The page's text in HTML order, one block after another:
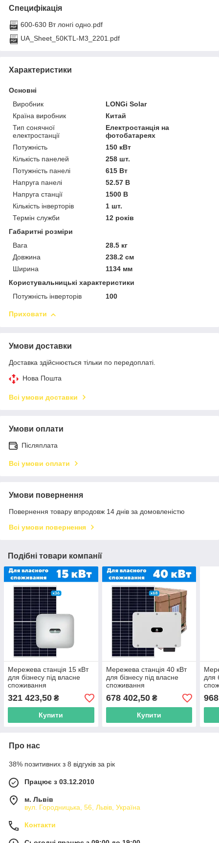
Специфікація
600-630 Вт лонгі одно.pdf
UA_Sheet_50KTL-M3_2201.pdf
Характеристики
Основні
Виробник
LONGi Solar
Країна виробник
Китай
Тип сонячної
електростанції
Електростанція на
фотобатареях
Потужність
150 кВт
Кількість панелей
258 шт.
Потужність панелі
615 Вт
Напруга панелі
52.57 В
Напруга станції
1500 В
Кількість інверторів
1 шт.
Термін служби
12 років
Габаритні розміри
Вага
28.5 кг
Довжина
238.2 см
Ширина
1134 мм
Користувальницькі характеристики
Потужність інверторів
100
Приховати
Умови доставки
Доставка здійснюється тільки по передоплаті.
Нова Пошта
Всі умови доставки
Умови оплати
Післяплата
Всі умови оплати
Умови повернення
Повернення товару впродовж 14 днів за домовленістю
Всі умови повернення
Подібні товари компанії
Мережева станція 15 кВт
для бізнесу під власне
споживання
321 423,50 ₴
Купити
Мережева станція 40 кВт
для бізнесу під власне
споживання
678 402,50₴
Купити
для
Про нас
38% позитивних з 8 відгуків за рік
Працює з 03.12.2010
м. Львів
вул. Городницька, 56, Львів, Україна
Контакти